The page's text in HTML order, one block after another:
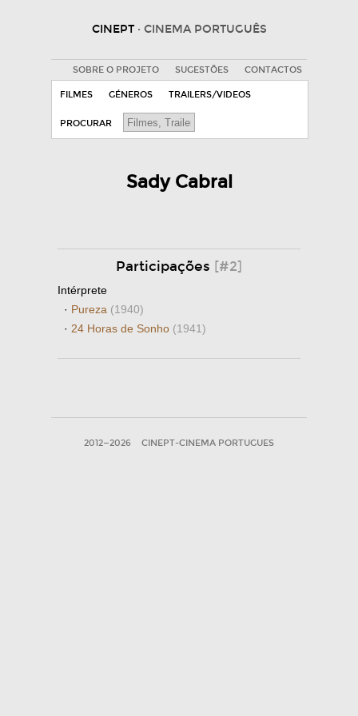
CINEPT · CINEMA PORTUGUÊS
SOBRE O PROJETO SUGESTÕES CONTACTOS
FILMES GÉNEROS TRAILERS/VIDEOS
PROCURAR
Sady Cabral
Participações [#2]
Intérprete
· Pureza (1940)
· 24 Horas de Sonho (1941)
2012—2026 CINEPT-CINEMA PORTUGUES